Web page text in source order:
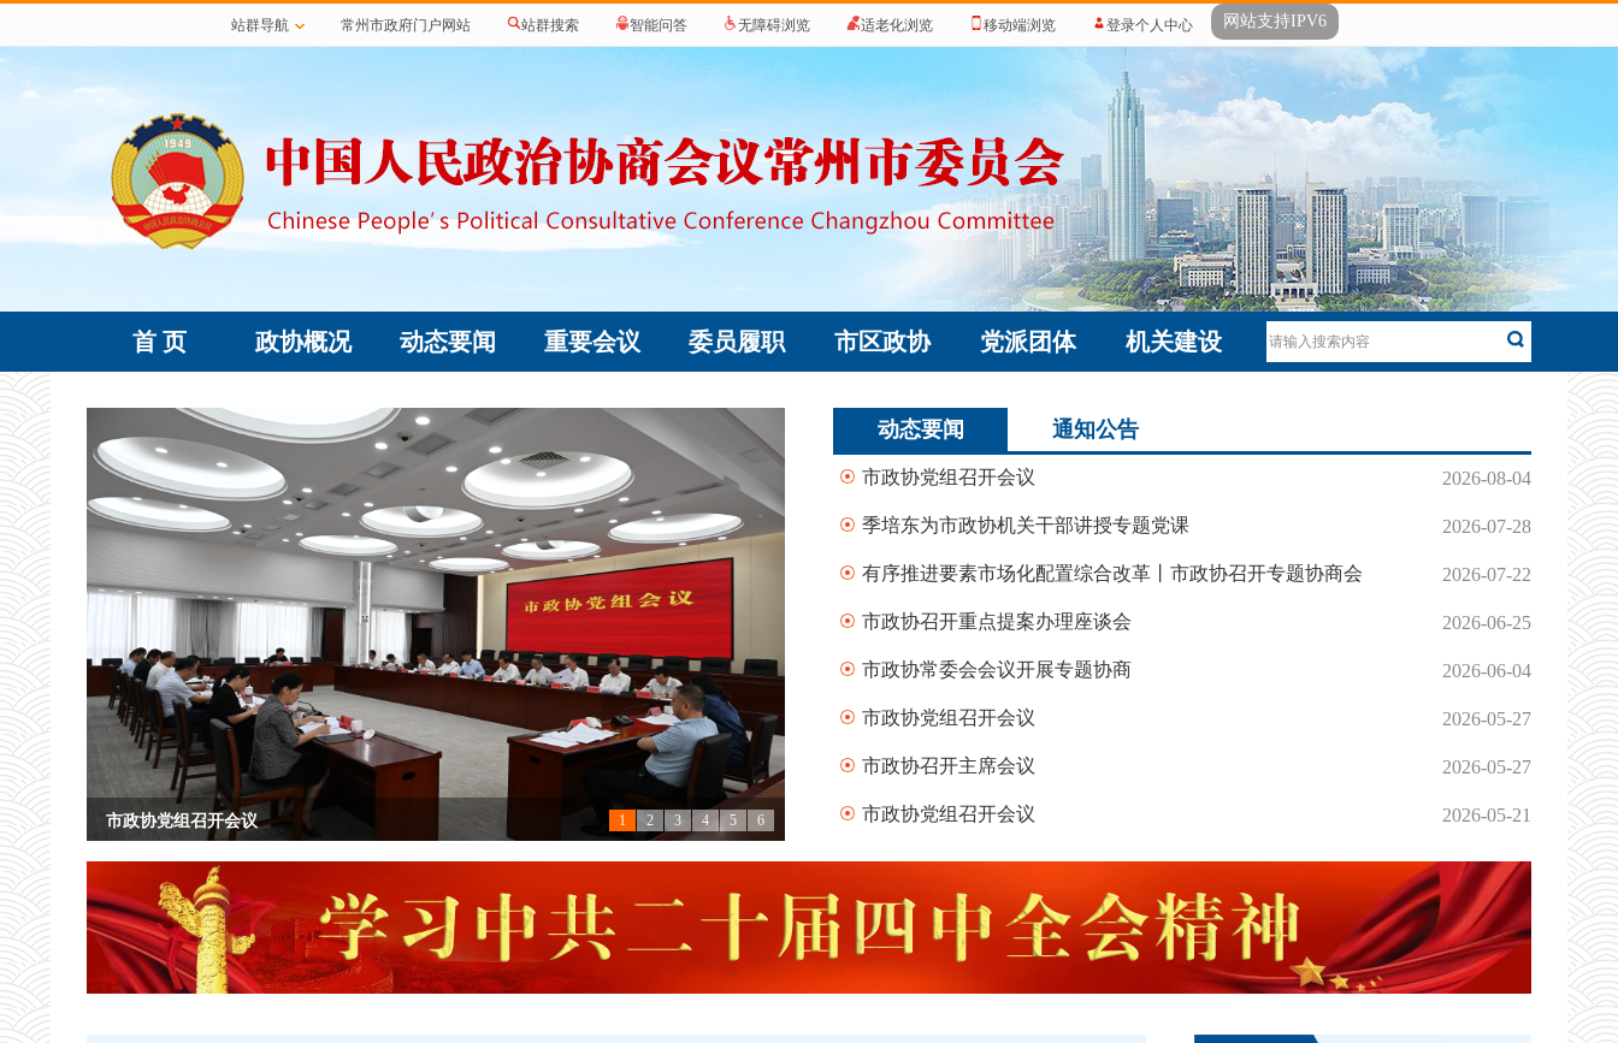
站群导航 常州市政府门户网站 站群搜索 智能问答 无障碍浏览 适老化浏览 移动端浏览 登录个人中心 网站支持IPV6
首 页 政协概况 动态要闻 重要会议 委员履职 市区政协 党派团体 机关建设
市政协党组召开会议
null有序推进要素市场化配置综合改革丨市政协召开专题协商会
null
市政协召开重点提案办理座谈会
null
市政协党组召开会议
null
市政协召开主席会议
null
市政协党组召开会议
null
1 2 3 4 5 6
动态要闻 通知公告
市政协党组召开会议 2026-08-04
季培东为市政协机关干部讲授专题党课 2026-07-28
有序推进要素市场化配置综合改革丨市政协召开专题协商会 2026-07-22
市政协召开重点提案办理座谈会 2026-06-25
市政协常委会会议开展专题协商 2026-06-04
市政协党组召开会议 2026-05-27
市政协召开主席会议 2026-05-27
市政协党组召开会议 2026-05-21